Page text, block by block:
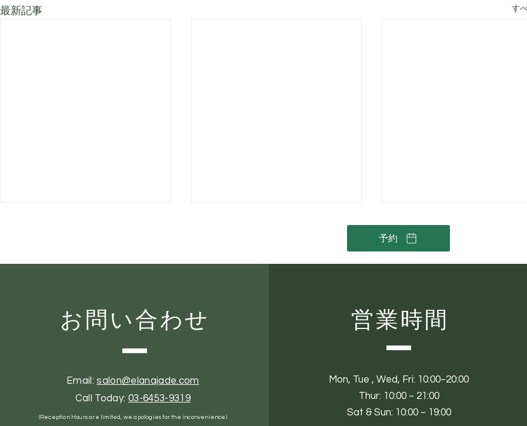
最新記事 す
8月のビューティーガイド：
夏の間もなめらかで美しい自
顔より先に老化する？意外と
RUHAKU（琉白）– Elana
Jade に新しく加わった沖
オーガニックスキンケア
予約
お問い合わせ
Email:salon@elanajade.com
Call Today: 03-6453-9319
(Reception Hours are limited, we apologies for the inconvenience)
営業時間
Mon, Tue ,Wed, Fri: 10:00~20:00
Thur: 10:00 ~ 21:00
Sat & Sun: 10:00 ~ 19:00